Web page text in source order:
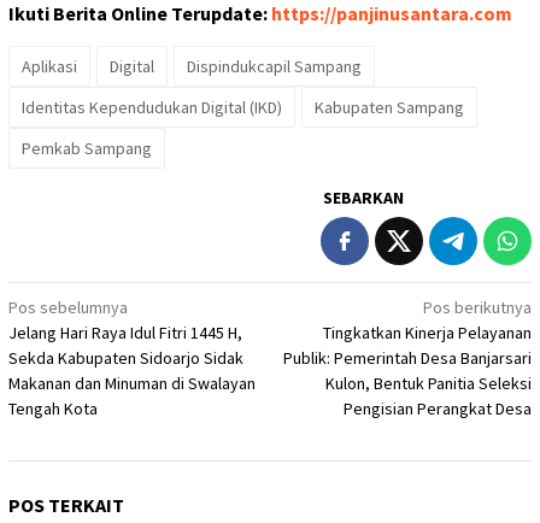
Ikuti Berita Online Terupdate: https://panjinusantara.com
Aplikasi Digital
Dispindukcapil Sampang
Identitas Kependudukan Digital (IKD)
Kabupaten Sampang
Pemkab Sampang
SEBARKAN
Navigasi
pos
Pos sebelumnya
Jelang Hari Raya Idul Fitri 1445 H,
Sekda Kabupaten Sidoarjo Sidak
Makanan dan Minuman di Swalayan
Tengah Kota
Pos berikutnya
Tingkatkan Kinerja Pelayanan
Publik: Pemerintah Desa Banjarsari
Kulon, Bentuk Panitia Seleksi
Pengisian Perangkat Desa
POS TERKAIT